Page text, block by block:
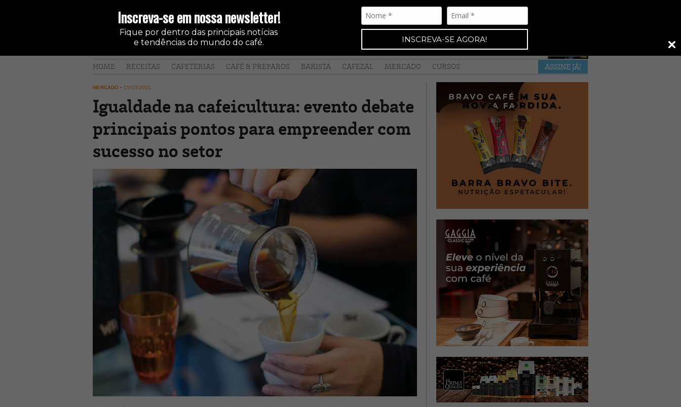
Inscreva-se em nossa newsletter!
Fique por dentro das principais notícias
e tendências do mundo do café.
INSCREVA-SE AGORA!
•NAS BANCAS
HOME RECEITAS CAFETERIAS CAFÉ & PREPAROS BARISTA CAFEZAL MERCADO ASSINE JÁ!
CURSOS
MERCADO • 15/03/2021
Igualdade na cafeicultura: evento debate
principais pontos para empreender com
sucesso no setor